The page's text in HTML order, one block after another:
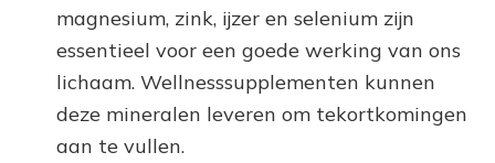
magnesium, zink, ijzer en selenium zijn
essentieel voor een goede werking van ons
lichaam. Wellnesssupplementen kunnen
deze mineralen leveren om tekortkomingen
aan te vullen.